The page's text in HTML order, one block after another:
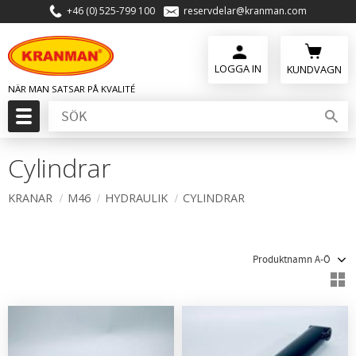
Meny
+46 (0) 525-799 100 reservdelar@kranman.com
KUNDVAGN
Cylindrar
KRANAR M46 HYDRAULIK CYLINDRAR